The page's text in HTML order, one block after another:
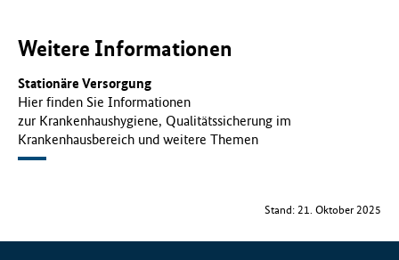
Weitere Informationen
Stationäre Versorgung
Hier finden Sie Informationen
zur Krankenhaushygiene, Qualitätssicherung im
Krankenhausbereich und weitere Themen
Stand: 21. Oktober 2025